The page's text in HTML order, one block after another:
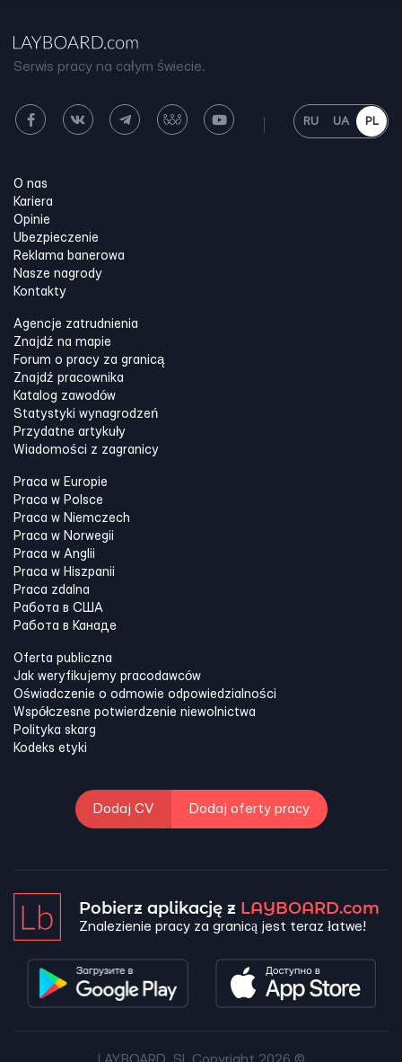
Serwis pracy na całym świecie.
RU UA PL
O nas
Kariera
Opinie
Ubezpieczenie
Reklama banerowa
Nasze nagrody
Kontakty
Agencje zatrudnienia
Znajdź na mapie
Forum o pracy za granicą
Znajdź pracownika
Katalog zawodów
Statystyki wynagrodzeń
Przydatne artykuły
Wiadomości z zagranicy
Praca w Europie
Praca w Polsce
Praca w Niemczech
Praca w Norwegii
Praca w Anglii
Praca w Hiszpanii
Praca zdalna
Работа в США
Работа в Канадe
Oferta publiczna
Jak weryfikujemy pracodawców
Oświadczenie o odmowie odpowiedzialności
Współczesne potwierdzenie niewolnictwa
Polityka skarg
Kodeks etyki
Dodaj CV Dodaj oferty pracy
Pobierz aplikację z LAYBOARD.com
Znalezienie pracy za granicą jest teraz łatwe!